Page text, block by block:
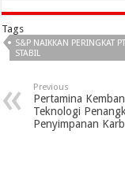
Tags
S&P NAIKKAN PERINGKAT
STABIL
Previous
Pertamina
Teknologi
Penyimpanan